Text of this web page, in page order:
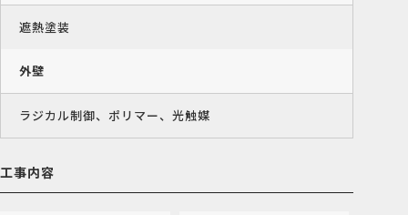
遮熱塗装
外壁
ラジカル制御、ポリマー、光触媒
工事内容